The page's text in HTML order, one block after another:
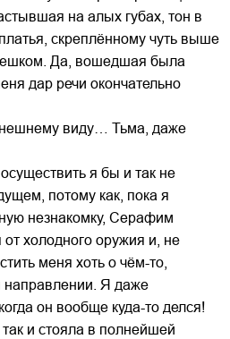
на алых губах, тон в
скреплённому чуть выше
Да, вошедшая была
дар речи окончательно
виду… Тьма, даже
я бы и так не
потому как, пока я
незнакомку, Серафим
от холодного оружия и, не
меня хоть о чём-то,
направлении. Я даже
он вообще куда-то делся!
и стояла в полнейшей